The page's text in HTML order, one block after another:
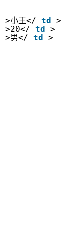
>小王</ td >
>20</ td >
>男</ td >